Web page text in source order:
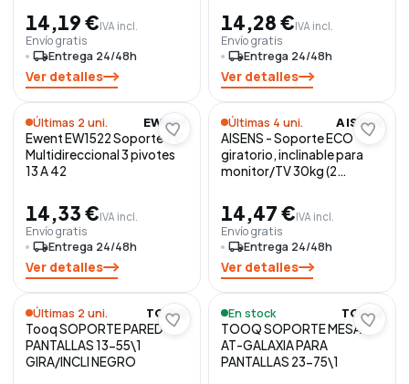
14,19 €IVA incl.
Envío gratis
local_shippingEntrega 24/48h
Ver detalles
14,28 €IVA incl.
Envío gratis
local_shippingEntrega 24/48h
Ver detalles
Últimas 2 uni. EWENT
Ewent EW1522 Soporte TV
Multidireccional 3 pivotes
13 A 42
14,33 €IVA incl.
Envío gratis
local_shippingEntrega 24/48h
Ver detalles
Últimas 4 uni. AISENS
AISENS - Soporte ECO
giratorio, inclinable para
monitor/TV 30kg (2
14,47 €IVA incl.
Envío gratis
local_shippingEntrega 24/48h
Ver detalles
Últimas 2 uni. TOOQ
Tooq SOPORTE PARED
PANTALLAS 13-55\1
GIRA/INCLI NEGRO
En stock TOOQ
TOOQ SOPORTE MESA
AT-GALAXIA PARA
PANTALLAS 23-75\1